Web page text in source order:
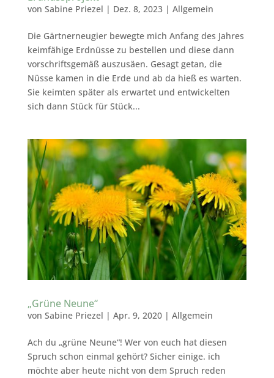
von Sabine Priezel | Dez. 8, 2023| Allgemein
Die Gärtnerneugier bewegte mich Anfang des Jahres
keimfähige Erdnüsse zu bestellen und diese dann
vorschriftsgemäß auszusäen. Gesagt getan, die
Nüsse kamen in die Erde und ab da hieß es warten.
Sie keimten später als erwartet und entwickelten
sich dann Stück für Stück...
„Grüne Neune“
von Sabine Priezel | Apr. 9, 2020| Allgemein
Ach du „grüne Neune“! Wer von euch hat diesen
Spruch schon einmal gehört? Sicher einige. ich
möchte aber heute nicht von dem Spruch reden